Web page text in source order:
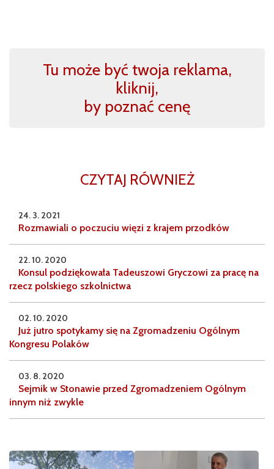
Tu może być twoja reklama,
kliknij,
by poznać cenę
CZYTAJ RÓWNIEŻ
24. 3. 2021
Rozmawiali o poczuciu więzi z krajem przodków
22. 10. 2020
Konsul podziękowała Tadeuszowi Gryczowi za pracę na
rzecz polskiego szkolnictwa
02. 10. 2020
Już jutro spotykamy się na Zgromadzeniu Ogólnym
Kongresu Polaków
03. 8. 2020
Sejmik w Stonawie przed Zgromadzeniem Ogólnym
innym niż zwykle